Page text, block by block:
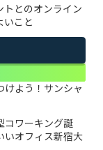
トとのオンライン
いこと
けよう！サンシャ
コワーキング誕
いオフィス新宿大